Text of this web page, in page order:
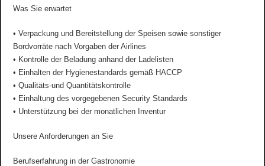
Was Sie erwartet
• Verpackung und Bereitstellung der Speisen sowie sonstiger
Bordvorräte nach Vorgaben der Airlines
• Kontrolle der Beladung anhand der Ladelisten
• Einhalten der Hygienestandards gemäß HACCP
• Qualitäts-und Quantitätskontrolle
• Einhaltung des vorgegebenen Security Standards
• Unterstützung bei der monatlichen Inventur
Unsere Anforderungen an Sie
Berufserfahrung in der Gastronomie